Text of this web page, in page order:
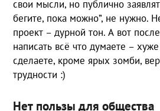
свои мысли, но публично
бегите, пока можно”, не нужно.
проект – дурной тон. А вот
написать всё что думаете –
сделаете, кроме ярых зомби,
трудности :)
Нет пользы для общества